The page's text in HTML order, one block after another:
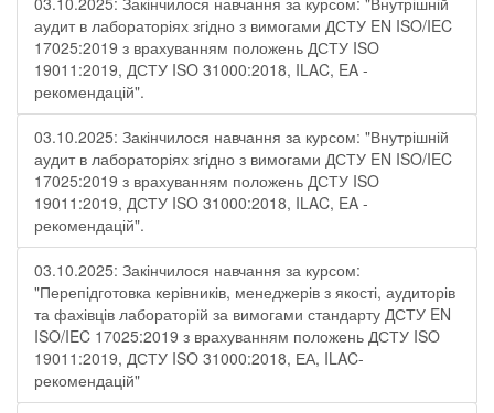
аудит в лабораторіях згідно з вимогами ДСТУ EN ISO/IEC
17025:2019 з врахуванням положень ДСТУ ISO
19011:2019, ДСТУ ISO 31000:2018, ILAC, EA -
рекомендацій".
03.10.2025: Закінчилося навчання за курсом: "Внутрішній
аудит в лабораторіях згідно з вимогами ДСТУ EN ISO/IEC
17025:2019 з врахуванням положень ДСТУ ISO
19011:2019, ДСТУ ISO 31000:2018, ILAC, EA -
рекомендацій".
03.10.2025: Закінчилося навчання за курсом:
"Перепідготовка керівників, менеджерів з якості, аудиторів
та фахівців лабораторій за вимогами стандарту ДСТУ EN
ISO/IEC 17025:2019 з врахуванням положень ДСТУ ISO
19011:2019, ДСТУ ISO 31000:2018, ЕА, ILAC-
рекомендацій"